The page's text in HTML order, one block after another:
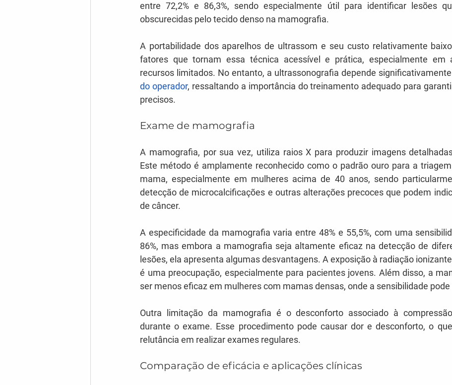
entre 72,2% e 86,3%, sendo especialmente útil para identificar lesões
obscurecidas pelo tecido denso na mamografia.
A portabilidade dos aparelhos de ultrassom e seu custo relativamente
fatores que tornam essa técnica acessível e prática, especialmente em
recursos limitados. No entanto, a ultrassonografia depende
do operador, ressaltando a importância do treinamento adequado para
precisos.
Exame de mamografia
A mamografia, por sua vez, utiliza raios X para produzir imagens
Este método é amplamente reconhecido como o padrão ouro para a
mama, especialmente em mulheres acima de 40 anos, sendo
detecção de microcalcificações e outras alterações precoces que podem
de câncer.
A especificidade da mamografia varia entre 48% e 55,5%, com uma
86%, mas embora a mamografia seja altamente eficaz na detecção de
lesões, ela apresenta algumas desvantagens. A exposição à radiação
é uma preocupação, especialmente para pacientes jovens. Além disso, a
ser menos eficaz em mulheres com mamas densas, onde a sensibilidade
Outra limitação da mamografia é o desconforto associado à
durante o exame. Esse procedimento pode causar dor e desconforto, o
relutância em realizar exames regulares.
Comparação de eficácia e aplicações clínicas